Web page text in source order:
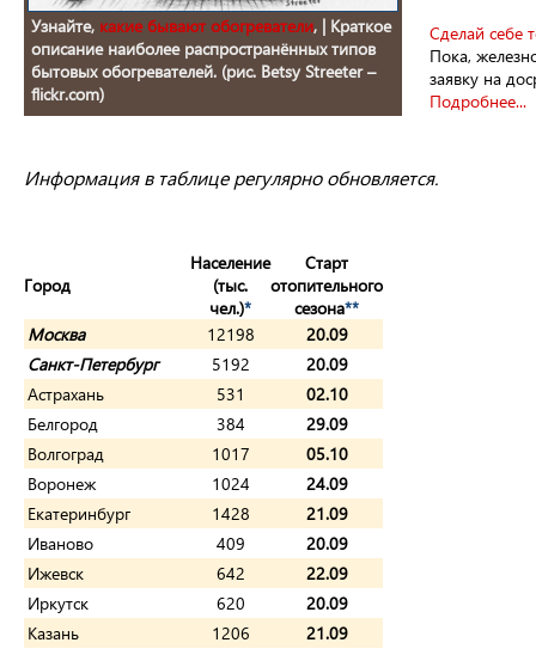
Узнайте, какие бывают обогреватели, | Краткое
описание наиболее распространённых типов
бытовых обогревателей. (рис. Betsy Streeter –
flickr.com)
Сделай себе
Пока,
заявку на
Подробнее...
Информация в таблице регулярно обновляется.
Город
Население
(тыс.
чел.)*
Старт
отопительного
сезона**
Москва
12198
20.09
Санкт-Петербург
5192
20.09
Астрахань
531
02.10
Белгород
384
29.09
Волгоград
1017
05.10
Воронеж
1024
24.09
Екатеринбург
1428
21.09
Иваново
409
20.09
Ижевск
642
22.09
Иркутск
620
20.09
Казань
1206
21.09